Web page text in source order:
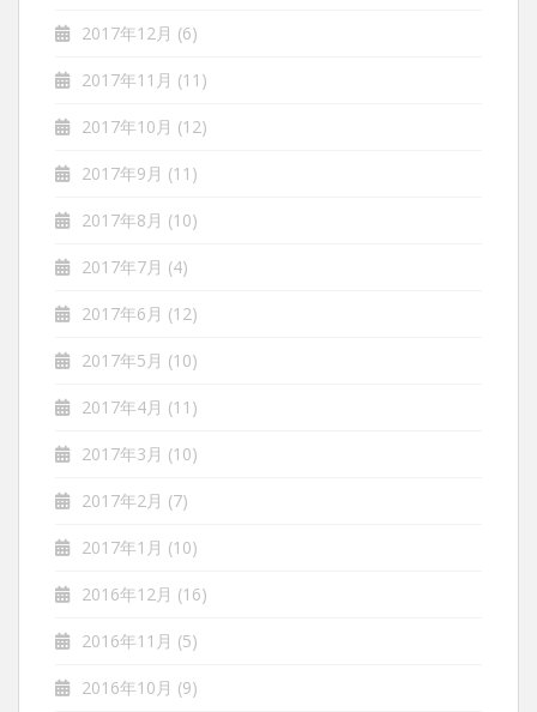
2017年12月 (6)
2017年11月 (11)
2017年10月 (12)
2017年9月 (11)
2017年8月 (10)
2017年7月 (4)
2017年6月 (12)
2017年5月 (10)
2017年4月 (11)
2017年3月 (10)
2017年2月 (7)
2017年1月 (10)
2016年12月 (16)
2016年11月 (5)
2016年10月 (9)